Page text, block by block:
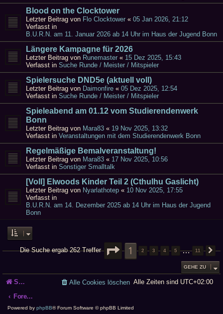
Blood on the Clocktower
Letzter Beitrag von Flo Clocktower « 05 Jan 2026, 21:12
Verfasst in
B.U.R.N. am 11. Januar 2026 ab 14 Uhr im Haus der Jugend Bonn
Längere Kampagne für 2026
Letzter Beitrag von Runemaster « 15 Dez 2025, 15:43
Verfasst in Suche Runde / Meister / Mitspieler
Spielersuche DND5e (aktuell voll)
Letzter Beitrag von Daimonfire « 05 Dez 2025, 12:54
Verfasst in Suche Runde / Meister / Mitspieler
Spieleabend am 01.12 vom Studierendenwerk
Bonn
Letzter Beitrag von Mara83 « 19 Nov 2025, 13:32
Verfasst in Veranstaltungen mit dem Studierendenwerk Bonn
Regelmäßige Bemalveranstaltung!
Letzter Beitrag von Mara83 « 17 Nov 2025, 10:56
Verfasst in Sonstiger Smalltalk
[Voll] Elwoods Kinder Teil 2 (Cthulhu Gaslicht)
Letzter Beitrag von Nyarlathotep « 10 Nov 2025, 17:55
Verfasst in
B.U.R.N. am 14. Dezember 2025 ab 14 Uhr im Haus der Jugend
Bonn
Die Suche ergab 262 Treffer SEITE
1 2 3 4 5 … 11
GEHE ZU
Startseite
Foren-Übersicht
Alle Zeiten sind UTC+02:00
Alle Cookies löschen
Powered by phpBB® Forum Software © phpBB Limited